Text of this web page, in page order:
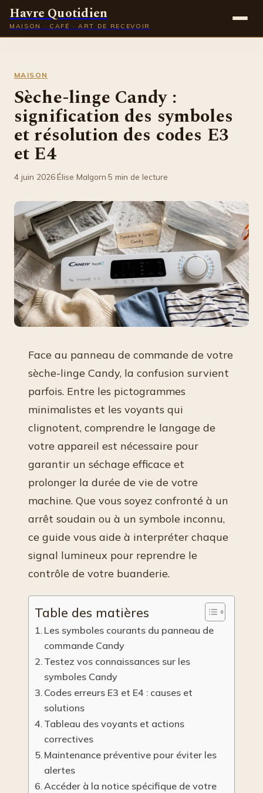
Havre Quotidien
MAISON · CAFÉ · ART DE RECEVOIR
Déco
Lifestyle
MAISON
Sèche-linge Candy :
signification des symboles
et résolution des codes E3
et E4
4 juin 2026·Élise Malgorn·5 min de lecture
Face au panneau de commande de votre
sèche-linge Candy, la confusion survient
parfois. Entre les pictogrammes
minimalistes et les voyants qui
clignotent, comprendre le langage de
votre appareil est nécessaire pour
garantir un séchage efficace et
prolonger la durée de vie de votre
machine. Que vous soyez confronté à un
arrêt soudain ou à un symbole inconnu,
ce guide vous aide à interpréter chaque
signal lumineux pour reprendre le
contrôle de votre buanderie.
Table des matières
Les symboles courants du panneau de
commande Candy
Testez vos connaissances sur les
symboles Candy
Codes erreurs E3 et E4 : causes et
solutions
Tableau des voyants et actions
correctives
Maintenance préventive pour éviter les
alertes
Accéder à la notice spécifique de votre